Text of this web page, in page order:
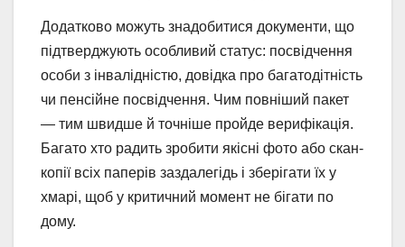
Додатково можуть знадобитися документи, що
підтверджують особливий статус: посвідчення
особи з інвалідністю, довідка про багатодітність
чи пенсійне посвідчення. Чим повніший пакет
— тим швидше й точніше пройде верифікація.
Багато хто радить зробити якісні фото або скан-
копії всіх паперів заздалегідь і зберігати їх у
хмарі, щоб у критичний момент не бігати по
дому.